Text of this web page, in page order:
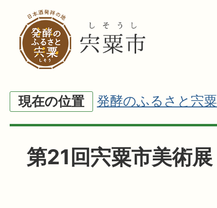
現在の位置 発酵のふるさと宍粟
第21回宍粟市美術